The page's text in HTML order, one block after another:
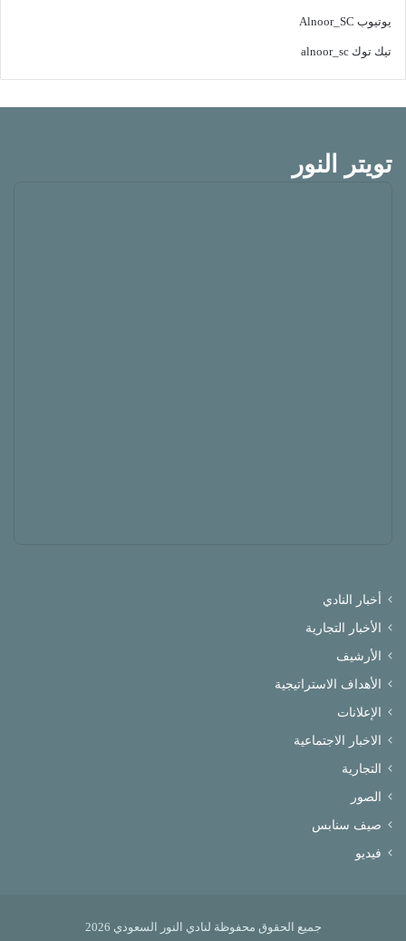
يوتيوب Alnoor_SC
تيك توك alnoor_sc
تويتر النور
أخبار النادي
الأخبار التجارية
الأرشيف
الأهداف الاستراتيجية
الإعلانات
الاخبار الاجتماعية
التجارية
الصور
صيف سنابس
فيديو
جميع الحقوق محفوظة لنادي النور السعودي 2026